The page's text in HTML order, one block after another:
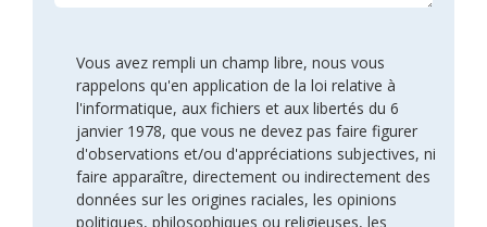
Vous avez rempli un champ libre, nous vous
rappelons qu'en application de la loi relative à
l'informatique, aux fichiers et aux libertés du 6
janvier 1978, que vous ne devez pas faire figurer
d'observations et/ou d'appréciations subjectives, ni
faire apparaître, directement ou indirectement des
données sur les origines raciales, les opinions
politiques, philosophiques ou religieuses, les